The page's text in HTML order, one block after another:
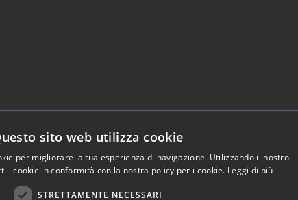
Telefono:0521.669611
Fax:0521669669
Email:info@comune.sorbolomezzani.pr.it
sito web utilizza cookie
per migliorare la tua esperienza di navigazione. Utilizzando il nostro
i cookie in conformità con la nostra policy per i cookie. Leggi di più
STRETTAMENTE NECESSARI